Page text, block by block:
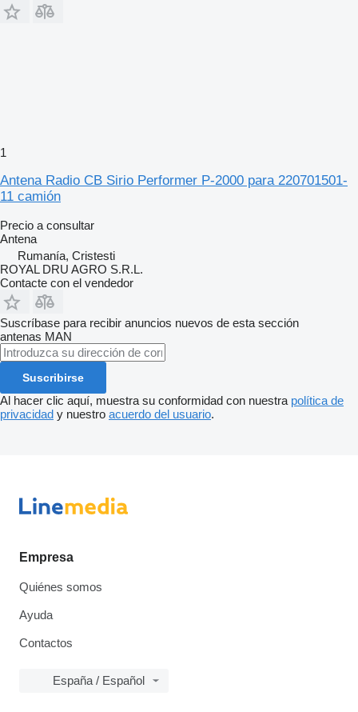
1
Antena Radio CB Sirio Performer P-2000 para 220701501-
11 camión
Precio a consultar
Antena
Rumanía, Cristesti
ROYAL DRU AGRO S.R.L.
Contacte con el vendedor
Suscríbase para recibir anuncios nuevos de esta sección
antenas MAN
Suscribirse
Al hacer clic aquí, muestra su conformidad con nuestra política de
privacidad y nuestro acuerdo del usuario.
Empresa
Quiénes somos
Ayuda
Contactos
España / Español